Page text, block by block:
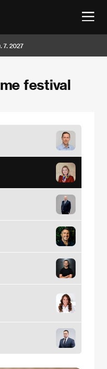
7. 2027
festival